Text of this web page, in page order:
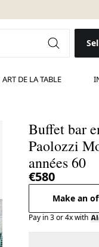
ART DE LA TABLE
Buffet bar
Paolozzi
années 60
€580
Make an
Pay in 3 or 4x with